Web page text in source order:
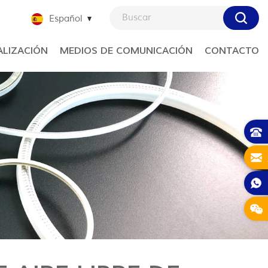
Español
MEDIOS DE COMUNICACIÓN CONTACTO